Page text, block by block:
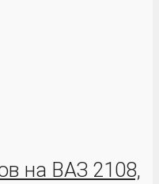
на ВАЗ 2108,